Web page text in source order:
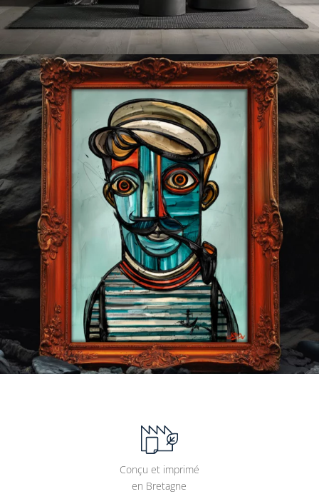
Conçu et imprimé
en Bretagne